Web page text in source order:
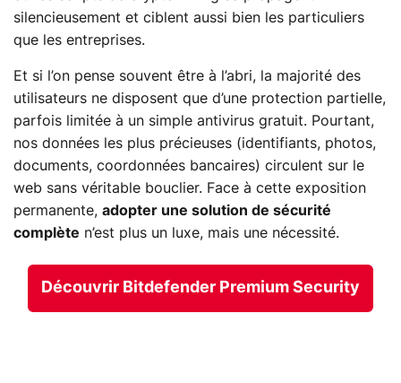
silencieusement et ciblent aussi bien les particuliers
que les entreprises.
Et si l’on pense souvent être à l’abri, la majorité des
utilisateurs ne disposent que d’une protection partielle,
parfois limitée à un simple antivirus gratuit. Pourtant,
nos données les plus précieuses (identifiants, photos,
documents, coordonnées bancaires) circulent sur le
web sans véritable bouclier. Face à cette exposition
permanente, adopter une solution de sécurité
complète n’est plus un luxe, mais une nécessité.
Découvrir Bitdefender Premium Security